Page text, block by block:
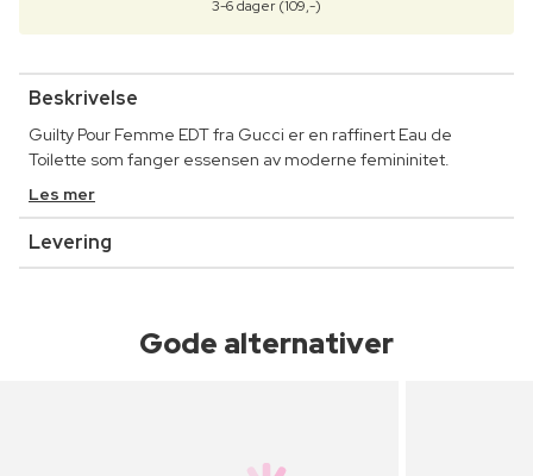
3-6 dager (109,-)
Beskrivelse
Guilty Pour Femme EDT fra Gucci er en raffinert Eau de
Toilette som fanger essensen av moderne femininitet.
Les mer
Levering
Gode alternativer